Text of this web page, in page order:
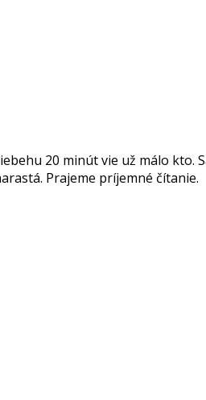
20 minút vie už málo
Prajeme príjemné čítanie.